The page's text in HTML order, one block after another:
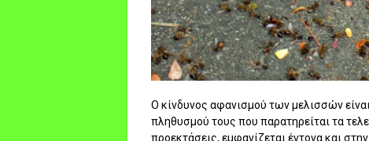
Ο κίνδυνος αφανισμού των μελισσών
πληθυσμού τους που παρατηρείται τα
προεκτάσεις, εμφανίζεται έντονα και